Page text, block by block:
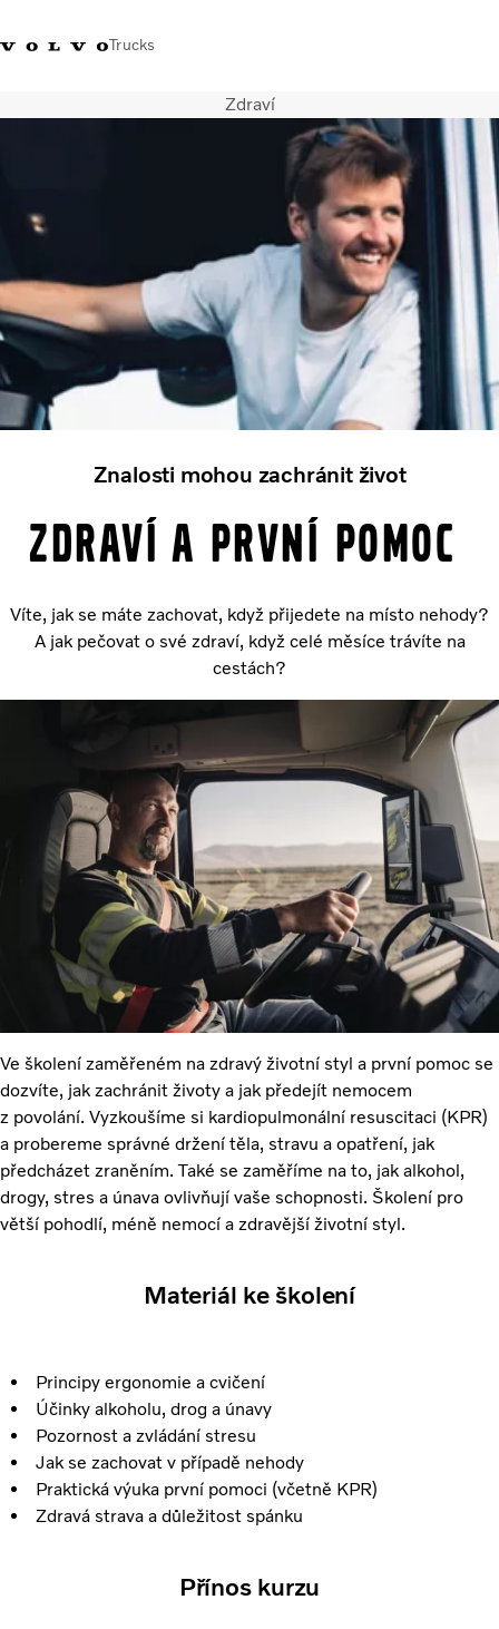
Trucks
Přihlášení k Volvo
aplikacím
republika
Segmentace
Modely
Použitá vozidla
Servisní síť a prodej
Novinky
Kontaktujte nás
Kariéra
O nás
Zdraví
Znalosti mohou zachránit život
Zdraví a první pomoc
Víte, jak se máte zachovat, když přijedete na místo nehody?
A jak pečovat o své zdraví, když celé měsíce trávíte na
cestách?
Ve školení zaměřeném na zdravý životní styl a první pomoc se
dozvíte, jak zachránit životy a jak předejít nemocem
z povolání. Vyzkoušíme si kardiopulmonální resuscitaci (KPR)
a probereme správné držení těla, stravu a opatření, jak
předcházet zraněním. Také se zaměříme na to, jak alkohol,
drogy, stres a únava ovlivňují vaše schopnosti. Školení pro
větší pohodlí, méně nemocí a zdravější životní styl.
Materiál ke školení
Principy ergonomie a cvičení
Účinky alkoholu, drog a únavy
Pozornost a zvládání stresu
Jak se zachovat v případě nehody
Praktická výuka první pomoci (včetně KPR)
Zdravá strava a důležitost spánku
Přínos kurzu